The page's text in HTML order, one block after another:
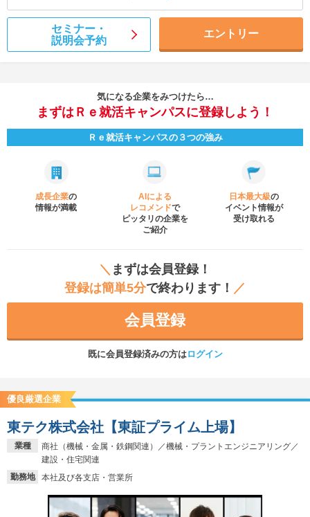
セミナー・
説明会予約
エントリー
気になる企業をみつけたら…
まずはＲｅ就活キャンパスに登録しよう！
Ｒｅ就活キャンパスの３つの強み
成長企業の
情報が満載
AIによる
レコメンドで
ピッタリの企業を
ご紹介
日本最大級の
イベント情報が
受け取れる
＼ まずは会員登録！
登録は簡単5分で終わります！ ／
会員登録
既に会員登録済みの方はログイン
優良厳選企業
業種
商社（機械・金属・鉄鋼関連）／機械・プラントエンジニアリング／
建設・住宅関連
勤務地
本社及び各支店・営業所
東テク株式会社【東証プライム上場】